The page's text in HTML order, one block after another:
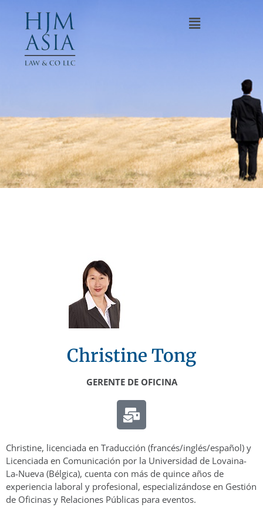
Christine Tong
GERENTE DE OFICINA
Christine, licenciada en Traducción (francés/inglés/español) y
Licenciada en Comunicación por la Universidad de Lovaina-
La-Nueva (Bélgica), cuenta con más de quince años de
experiencia laboral y profesional, especializándose en Gestión
de Oficinas y Relaciones Públicas para eventos.